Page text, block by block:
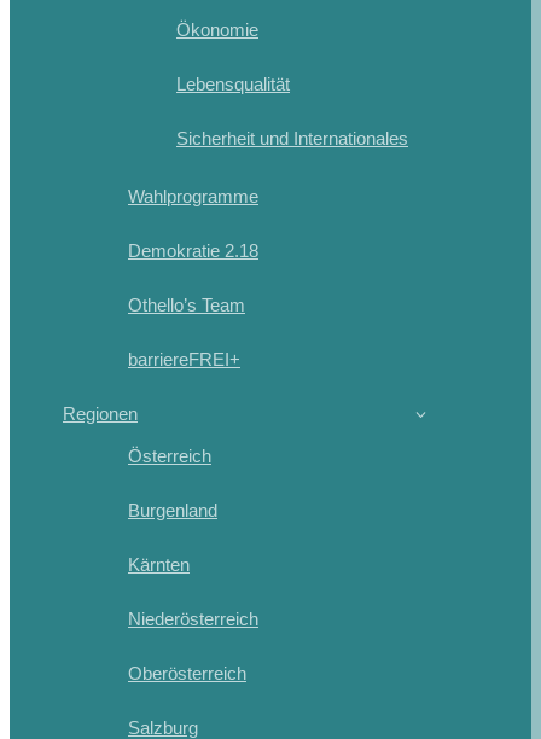
Ökonomie
Lebensqualität
Sicherheit und Internationales
Wahlprogramme
Demokratie 2.18
Othello’s Team
barriereFREI+
Regionen
Österreich
Burgenland
Kärnten
Niederösterreich
Oberösterreich
Salzburg